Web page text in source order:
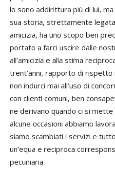
lo sono addirittura più di lui,
sua storia, strettamente
amicizia, ha uno scopo ben
portato a farci uscire dalle
all’amicizia e alla stima
trent’anni, rapporto di
non indurci mai all’uso di
con clienti comuni, ben
ne derivano quando ci si
alcune occasioni abbiamo
siamo scambiati i servizi e
un’equa e reciproca
pecuniaria.